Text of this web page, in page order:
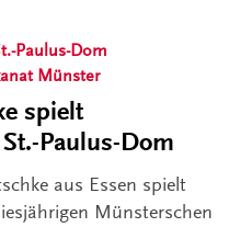
Paulus-Dom
Münster
spielt
Paulus-Dom
aus Essen spielt
Münsterschen